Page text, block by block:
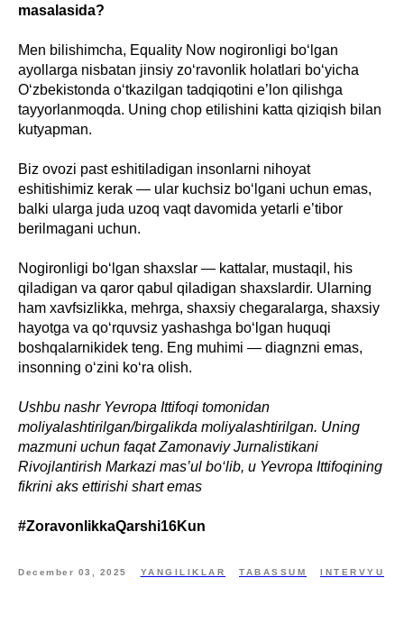
masalasida?
Men bilishimcha, Equality Now nogironligi bo‘lgan
ayollarga nisbatan jinsiy zo‘ravonlik holatlari bo‘yicha
O‘zbekistonda o‘tkazilgan tadqiqotini e’lon qilishga
tayyorlanmoqda. Uning chop etilishini katta qiziqish bilan
kutyapman.
Biz ovozi past eshitiladigan insonlarni nihoyat
eshitishimiz kerak — ular kuchsiz bo‘lgani uchun emas,
balki ularga juda uzoq vaqt davomida yetarli e’tibor
berilmagani uchun.
Nogironligi bo‘lgan shaxslar — kattalar, mustaqil, his
qiladigan va qaror qabul qiladigan shaxslardir. Ularning
ham xavfsizlikka, mehrga, shaxsiy chegaralarga, shaxsiy
hayotga va qo‘rquvsiz yashashga bo‘lgan huquqi
boshqalarnikidek teng. Eng muhimi — diagnzni emas,
insonning o‘zini ko‘ra olish.
Ushbu nashr Yevropa Ittifoqi tomonidan
moliyalashtirilgan/birgalikda moliyalashtirilgan. Uning
mazmuni uchun faqat Zamonaviy Jurnalistikani
Rivojlantirish Markazi mas’ul bo‘lib, u Yevropa Ittifoqining
fikrini aks ettirishi shart emas
#ZoravonlikkaQarshi16Kun
December 03, 2025 YANGILIKLAR TABASSUM INTERVYU